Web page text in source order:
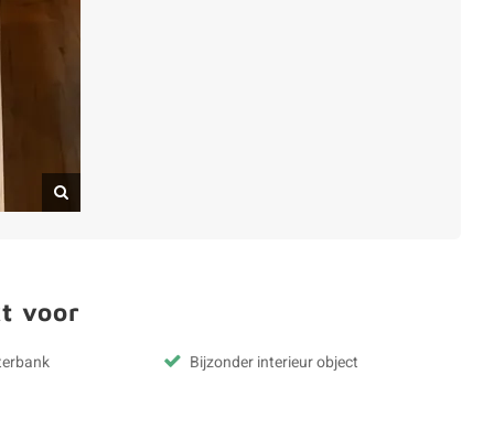
voor
Bijzonder interieur object